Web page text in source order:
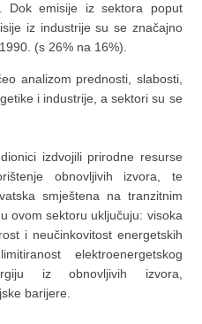
Dok emisije iz sektora poput
iz industrije su se značajno
(s 26% na 16%).
analizom prednosti, slabosti,
i industrije, a sektori su se
izdvojili prirodne resurse
obnovljivih izvora, te
smještena na tranzitnim
ovom sektoru uključuju: visoka
i neučinkovitost energetskih
elektroenergetskog
iz obnovljivih izvora,
barijere.